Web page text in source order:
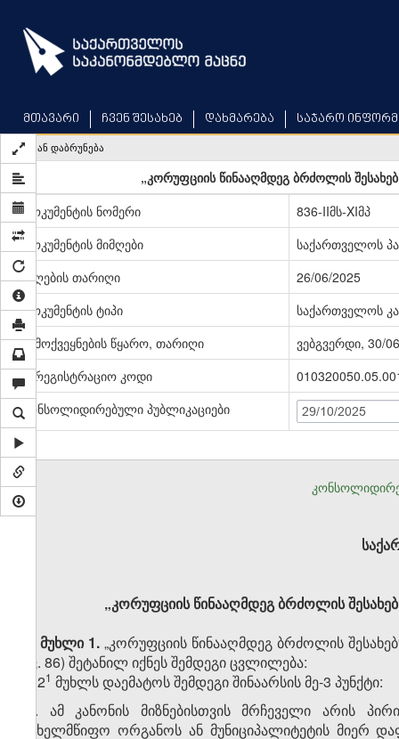
main
content
მთავარი ჩვენ შესახებ დახმარება საჯარო
უკან დაბრუნება
„კორუფციის წინააღმდეგ ბრძოლის
დოკუმენტის ნომერი
836-IIმს-XIმპ
დოკუმენტის მიმღები
საქართველოს
მიღების თარიღი
26/06/2025
დოკუმენტის ტიპი
საქართველოს
გამოქვეყნების წყარო, თარიღი
ვებგვერდი, 30/
სარეგისტრაციო კოდი
კონსოლიდირებული პუბლიკაციები
29/10/2025
„კორუფციის წინააღმდეგ ბრძოლის
მუხლი 1. „კორუფციის წინააღმდეგ ბრძოლის
გვ. 86) შეტანილ იქნეს შემდეგი ცვლილება:
1. 2​1 მუხლს დაემატოს შემდეგი შინაარსის მე-3 პუნქტი:
„3. ამ კანონის მიზნებისთვის მრჩეველი არის
სახელმწიფო ორგანოს ან მუნიციპალიტეტის მიერ